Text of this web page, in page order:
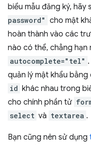
biểu mẫu đăng ký, hãy
password" cho mật
hoàn thành vào các
nào có thể, chẳng hạn
autocomplete="tel"
quản lý mật khẩu
id khác nhau trong
cho chính phần tử
select và textarea .
Bạn cũng nên sử dụng